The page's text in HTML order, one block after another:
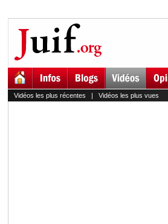
Vidéos les plus récentes | Vidéos les plus vues